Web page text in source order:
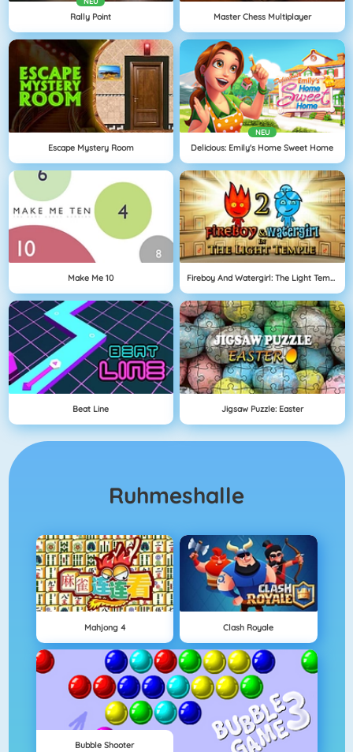
Rally Point Master Chess Multiplayer
Escape Mystery Room
NEU
Delicious: Emily's Home Sweet Home
Make Me 10 Fireboy And Watergirl: The Light Temple
Beat Line Jigsaw Puzzle: Easter
Ruhmeshalle
Mahjong 4 Clash Royale
Bubble Shooter